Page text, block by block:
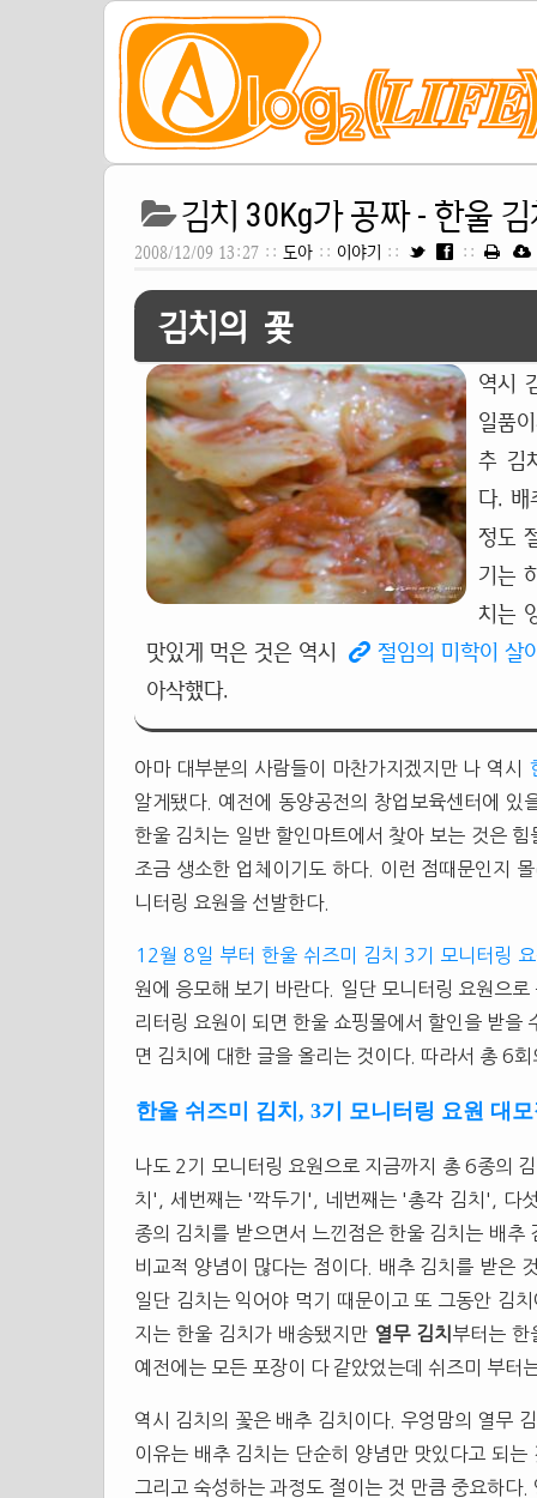
김치 30Kg가 공짜 - 한울
2008/12/09 13:27 :: 도아 :: 이야기 :: ::
김치의 꽃
역시
일품
추 김
다. 배
정도
기는
치는
맛있게 먹은 것은 역시
절임의 미학이 살
아삭했다.
아마 대부분의 사람들이 마찬가지겠지만 나 역시
알게됐다. 예전에 동양공전의 창업보육센터에 있
한울 김치는 일반 할인마트에서 찾아 보는 것은
조금 생소한 업체이기도 하다. 이런 점때문인지
니터링 요원을 선발한다.
12월 8일 부터 한울 쉬즈미 김치 3기 모니터링
원에 응모해 보기 바란다. 일단 모니터링 요원으
리터링 요원이 되면 한울 쇼핑몰에서 할인을 받을
면 김치에 대한 글을 올리는 것이다. 따라서 총 6
한울 쉬즈미 김치, 3기 모니터링 요원 대
나도 2기 모니터링 요원으로 지금까지 총 6종의
치', 세번째는 '깍두기', 네번째는 '총각 김치', 다
종의 김치를 받으면서 느낀점은 한울 김치는 배
비교적 양념이 많다는 점이다. 배추 김치를 받은
일단 김치는 익어야 먹기 때문이고 또 그동안 김
지는 한울 김치가 배송됐지만 열무 김치 부터는
예전에는 모든 포장이 다 같았었는데 쉬즈미 부터
역시 김치의 꽃은 배추 김치이다. 우엉맘의 열무
이유는 배추 김치는 단순히 양념만 맛있다고 되
그리고 숙성하는 과정도 절이는 것 만큼 중요하